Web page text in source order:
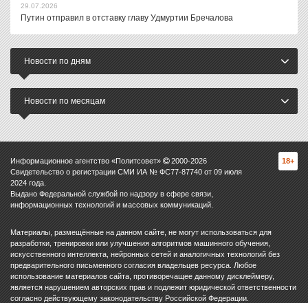
29.07.2026
Путин отправил в отставку главу Удмуртии Бречалова
Новости по дням
Новости по месяцам
Информационное агентство «Политсовет» 2000-2026
Свидетельство о регистрации СМИ ИА № ФС77-87740 от 09 июля
2024 года.
Выдано Федеральной службой по надзору в сфере связи,
информационных технологий и массовых коммуникаций.
18+
Материалы, размещённые на данном сайте, не могут использоваться для
разработки, тренировки или улучшения алгоритмов машинного обучения,
искусственного интеллекта, нейронных сетей и аналогичных технологий без
предварительного письменного согласия владельцев ресурса. Любое
использование материалов сайта, противоречащее данному дисклеймеру,
является нарушением авторских прав и подлежит юридической ответственности
согласно действующему законодательству Российской Федерации.